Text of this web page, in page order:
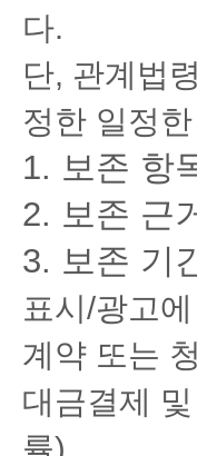
다.
단, 관계법
정한 일정
보존 항
보존 근
보존 기
표시/광고
계약 또는
대금결제
률)